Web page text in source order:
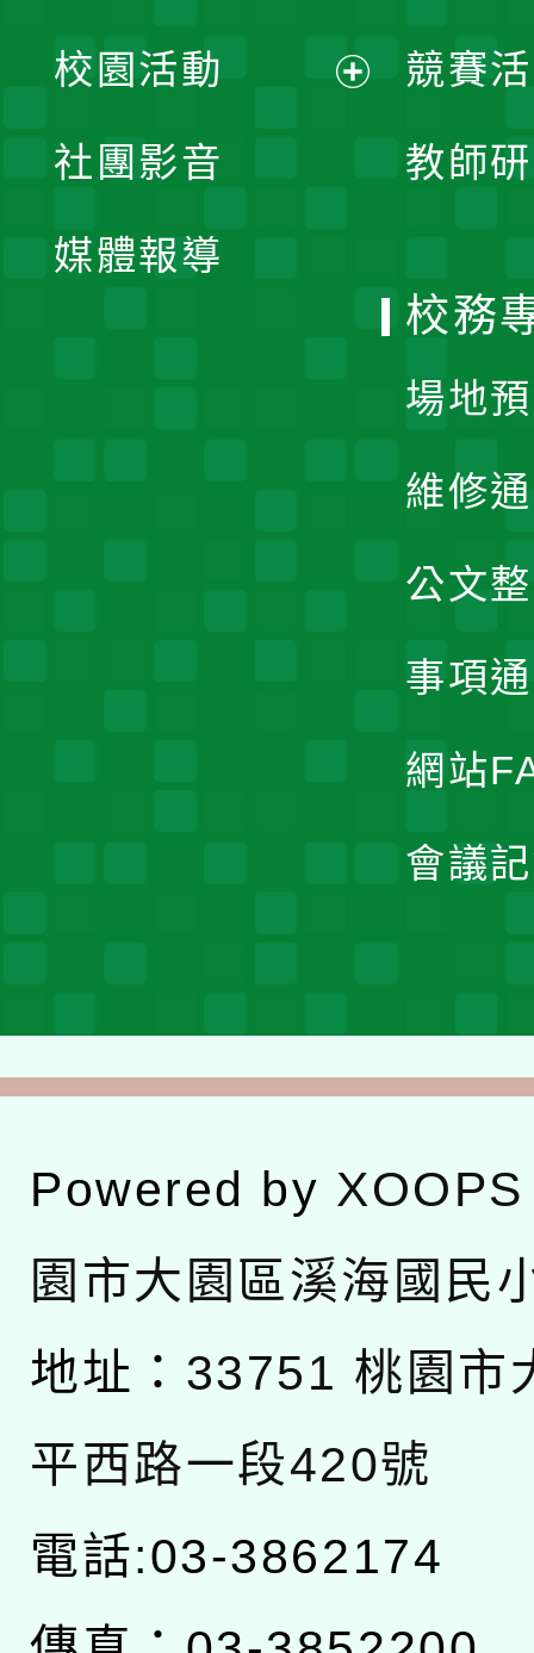
競賽
教師
開
校園活動
社團影音
媒體報導
校務
場地
維修
公文
事項
網站
會議
Powered by XOOPS
園市大園區溪海國民
地址： 33751 桃園市
平西路一段420號
電話:03-3862174